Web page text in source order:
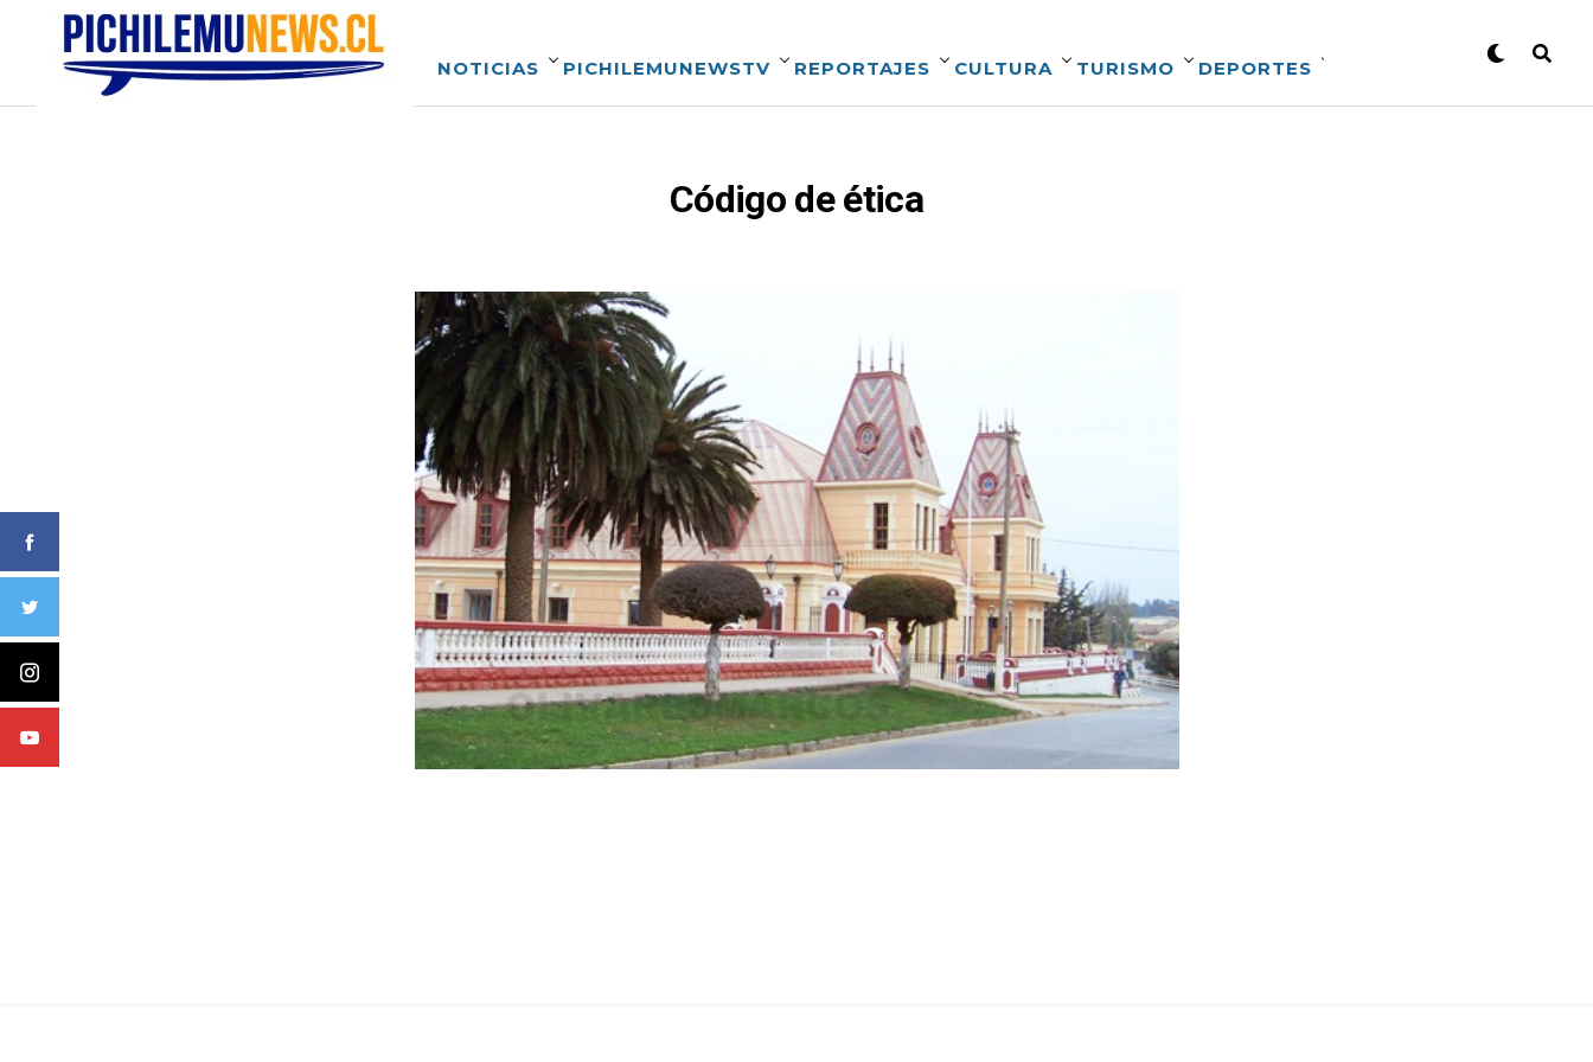
NOTICIAS PICHILEMUNEWSTV REPORTAJES CULTURA TURISMO DEPORTES
Código de ética